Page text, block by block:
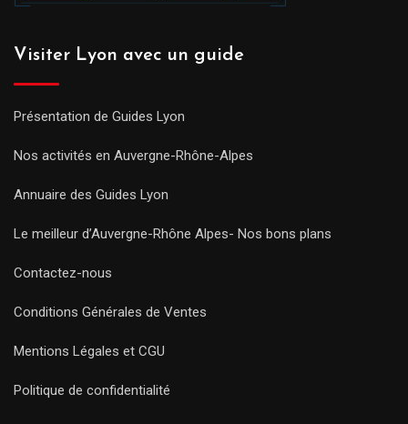
Visiter Lyon avec un guide
Présentation de Guides Lyon
Nos activités en Auvergne-Rhône-Alpes
Annuaire des Guides Lyon
Le meilleur d’Auvergne-Rhône Alpes- Nos bons plans
Contactez-nous
Conditions Générales de Ventes
Mentions Légales et CGU
Politique de confidentialité